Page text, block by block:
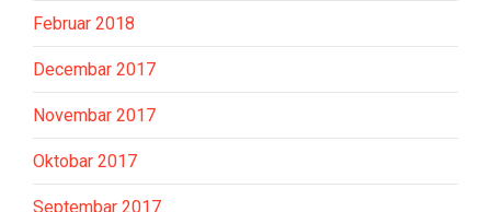
Februar 2018
Decembar 2017
Novembar 2017
Oktobar 2017
Septembar 2017